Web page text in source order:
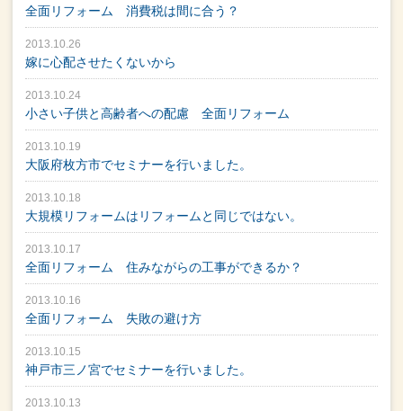
全面リフォーム 消費税は間に合う？
2013.10.26
嫁に心配させたくないから
2013.10.24
小さい子供と高齢者への配慮 全面リフォーム
2013.10.19
大阪府枚方市でセミナーを行いました。
2013.10.18
大規模リフォームはリフォームと同じではない。
2013.10.17
全面リフォーム 住みながらの工事ができるか？
2013.10.16
全面リフォーム 失敗の避け方
2013.10.15
神戸市三ノ宮でセミナーを行いました。
2013.10.13